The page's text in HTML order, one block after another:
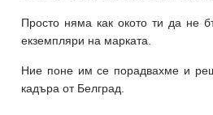
Просто няма как окото ти да не
екземпляри на марката.
Ние поне им се порадвахме и
кадъра от Белград.